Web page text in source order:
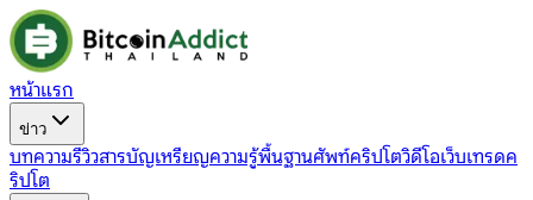
หน้าแรก
ข่าว
บทความรีวิวสารบัญเหรียญความรู้พื้นฐานศัพท์คริปโตวิดีโอเว็บเทรดค
ริปโต